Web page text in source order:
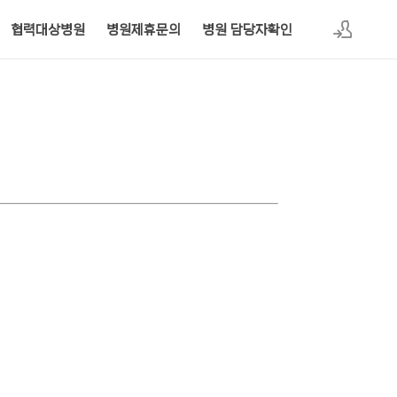
협력대상병원 병원제휴문의 병원 담당자확인